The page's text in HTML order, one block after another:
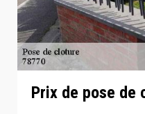
Prix de pose de